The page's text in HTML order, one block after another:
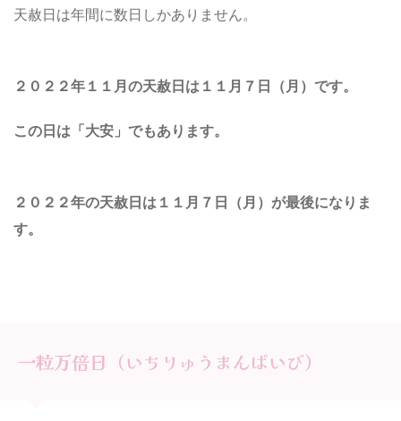
天赦日は年間に数日しかありません。
２０２２年１１月の天赦日は１１月７日（月）です。
この日は「大安」でもあります。
２０２２年の天赦日は１１月７日（月）が最後になり ま
す。
一粒万倍日（いちりゅうまんばいび）